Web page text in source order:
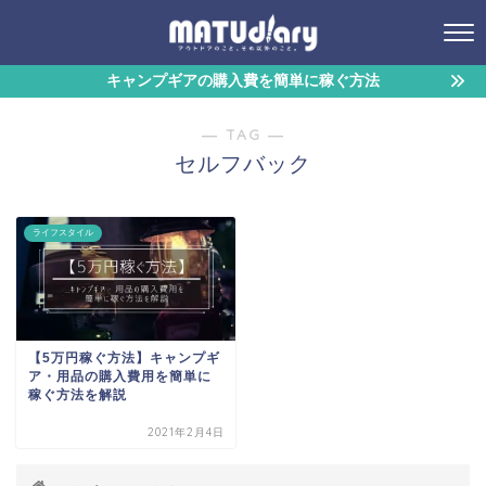
キャンプギアの購入費を簡単に稼ぐ方法
― TAG ―
セルフバック
ライフスタイル
【5万円稼ぐ方法】キャンプギ
ア・用品の購入費用を簡単に
稼ぐ方法を解説
2021年2月4日